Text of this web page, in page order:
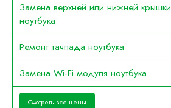
Замена верхней или нижней крышки
ноутбука
Ремонт тачпада ноутбука
Замена Wi-Fi модуля ноутбука
Смотреть все цены